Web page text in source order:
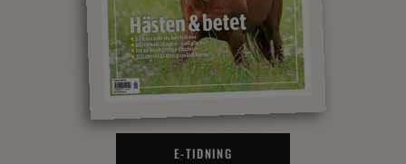
E-TIDNING